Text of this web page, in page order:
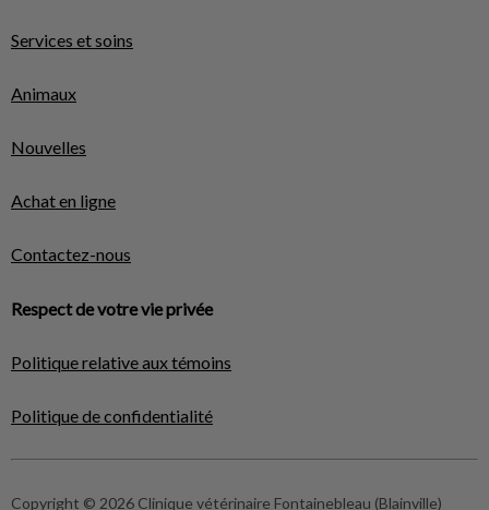
Services et soins
Animaux
Nouvelles
Achat en ligne
Contactez-nous
Respect de votre vie privée
Politique relative aux témoins
Politique de confidentialité
Copyright © 2026 Clinique vétérinaire Fontainebleau (Blainville)